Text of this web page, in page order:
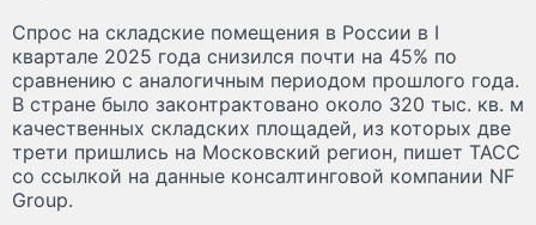
Спрос на складские помещения в России в I
квартале 2025 года снизился почти на 45% по
сравнению с аналогичным периодом прошлого года.
В стране было законтрактовано около 320 тыс. кв. м
качественных складских площадей, из которых две
трети пришлись на Московский регион, пишет ТАСС
со ссылкой на данные консалтинговой компании NF
Group.